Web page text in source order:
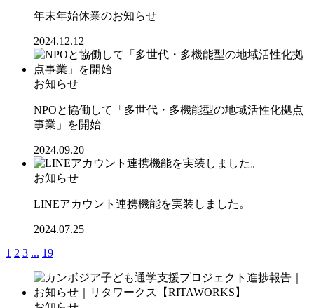
年末年始休業のお知らせ
2024.12.12
お知らせ
NPOと協働して「多世代・多機能型の地域活性化拠点
事業」を開始
2024.09.20
お知らせ
LINEアカウント連携機能を実装しました。
2024.07.25
1 2 3 ... 19